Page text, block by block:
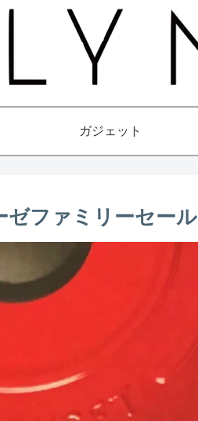
ガジェット
ゼファミリーセール